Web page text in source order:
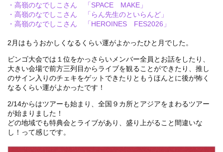
・高嶺のなでしこさん 「SPACE MAKE」
・高嶺のなでしこさん 「らん先生のといらんど」
・高嶺のなでしこさん 「HEROINES FES2026」
2月はもうおかしくなるくらい運がよかったひと月でした。
ビンゴ大会では１位をかっさらいメンバー全員とお話をしたり、
大きい会場で前方三列目からライブを観ることができたり、推し
のサイン入りのチェキをゲットできたりともうほんとに後が怖く
なるくらい運がよかったです！
2/14からはツアーも始まり、全国９カ所とアジアをまわるツアー
が始まりました！
どの地域でも特典会とライブがあり、盛り上がること間違いな
し！って感じです。